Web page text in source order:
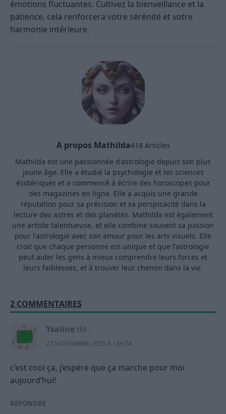
émotions fluctuantes. Cultivez la bienveillance et la
patience, cela renforcera votre sérénité et votre
harmonie intérieure.
A propos Mathilda418 Articles
Mathilda est une passionnée d'astrologie depuis son plus
jeune âge. Elle a étudié la psychologie et les sciences
ésotériques et a commencé à écrire des horoscopes pour
des magazines en ligne. Elle a acquis une grande
réputation pour sa précision et sa perspicacité dans la
lecture des astres et des planètes. Mathilda est également
une artiste talentueuse, et elle combine souvent sa passion
pour l'astrologie avec son amour pour les arts visuels. Elle
croit que chaque personne est unique et que l'astrologie
peut aider les gens à mieux comprendre leurs forces et
leurs faiblesses, et à trouver leur chemin dans la vie.
2 COMMENTAIRES
Ysaline dit :
27 NOVEMBRE 2025 À 13H24
c’est cool ça, j’espère que ça marche pour moi
aujourd’hui!
RÉPONDRE